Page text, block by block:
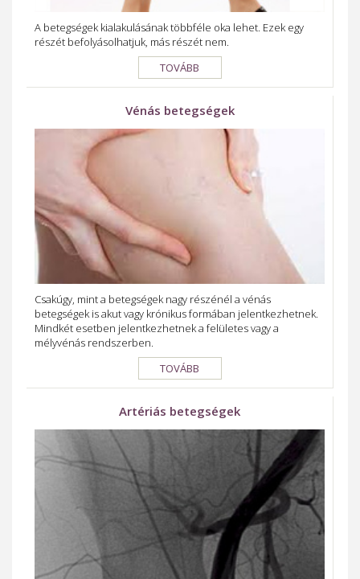
A betegségek kialakulásának többféle oka lehet. Ezek egy
részét befolyásolhatjuk, más részét nem.
TOVÁBB
Vénás betegségek
Csakúgy, mint a betegségek nagy részénél a vénás
betegségek is akut vagy krónikus formában jelentkezhetnek.
Mindkét esetben jelentkezhetnek a felületes vagy a
mélyvénás rendszerben.
TOVÁBB
Artériás betegségek